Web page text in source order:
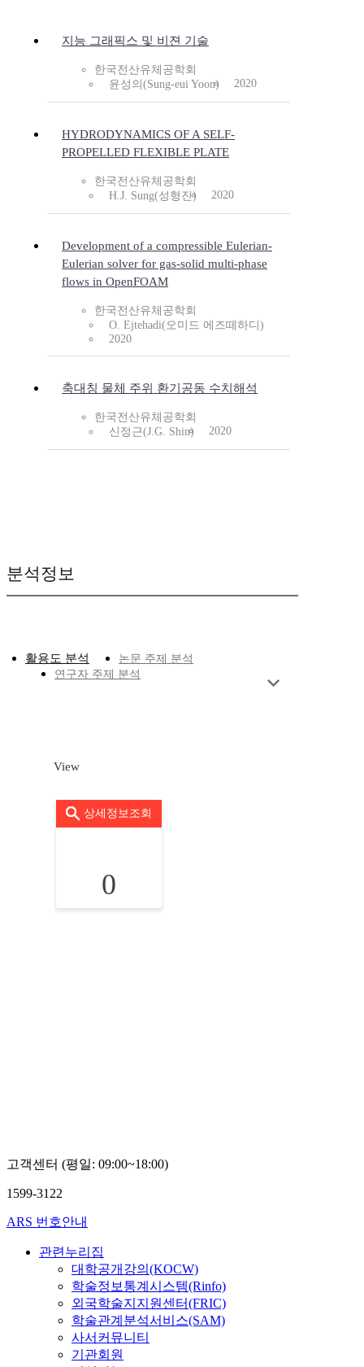
지능 그래픽스 및 비젼 기술
한국전산유체공학회
윤성의(Sung-eui Yoon)
2020
HYDRODYNAMICS OF A SELF-
PROPELLED FLEXIBLE PLATE
한국전산유체공학회
H.J. Sung(성형진)
2020
Development of a compressible Eulerian-
Eulerian solver for gas-solid multi-phase
flows in OpenFOAM
한국전산유체공학회
O. Ejtehadi(오미드 에즈떼하디)
2020
축대칭 물체 주위 환기공동 수치해석
한국전산유체공학회
신정근(J.G. Shin)
2020
분석정보
활용도 분석
논문 주제 분석
연구자 주제 분석
View
상세정보조회
0
고객센터 (평일: 09:00~18:00)
1599-3122
ARS 번호안내
관련누리집
대학공개강의(KOCW)
학술정보통계시스템(Rinfo)
외국학술지지원센터(FRIC)
학술관계분석서비스(SAM)
사서커뮤니티
기관회원